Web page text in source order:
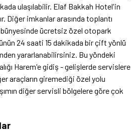
ulaşılabilir. Elaf Bakkah Hotel'in
Diğer imkanlar arasında toplantı
bünyesinde ücretsiz özel otopark
24 saati 15 dakikada bir çift yönlü
yararlanabilirsiniz. Bu yöndeki
Harem'e gidiş - gelişlerde servislere
araçların giremediği özel yolu
diğer servisli bölgelere göre çok